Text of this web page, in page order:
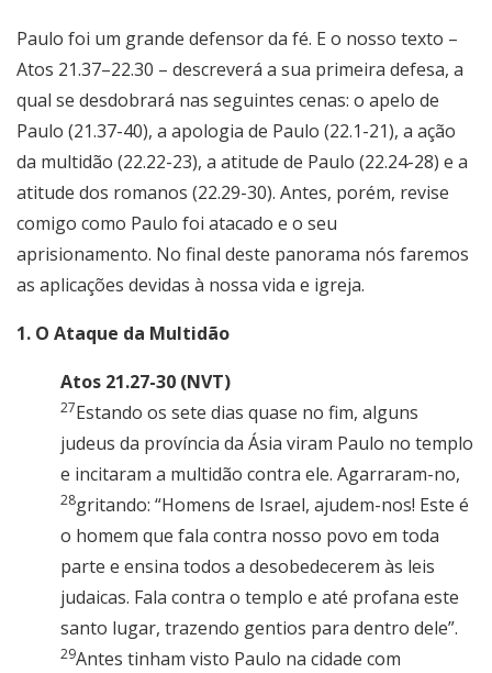
Paulo foi um grande defensor da fé. E o nosso texto –
Atos 21.37–22.30 – descreverá a sua primeira defesa, a
qual se desdobrará nas seguintes cenas: o apelo de
Paulo (21.37-40), a apologia de Paulo (22.1-21), a ação
da multidão (22.22-23), a atitude de Paulo (22.24-28) e a
atitude dos romanos (22.29-30). Antes, porém, revise
comigo como Paulo foi atacado e o seu
aprisionamento. No final deste panorama nós faremos
as aplicações devidas à nossa vida e igreja.
1. O Ataque da Multidão
Atos 21.27-30 (NVT)
27Estando os sete dias quase no fim, alguns
judeus da província da Ásia viram Paulo no templo
e incitaram a multidão contra ele. Agarraram-no,
28gritando: “Homens de Israel, ajudem-nos! Este é
o homem que fala contra nosso povo em toda
parte e ensina todos a desobedecerem às leis
judaicas. Fala contra o templo e até profana este
santo lugar, trazendo gentios para dentro dele”.
29Antes tinham visto Paulo na cidade com